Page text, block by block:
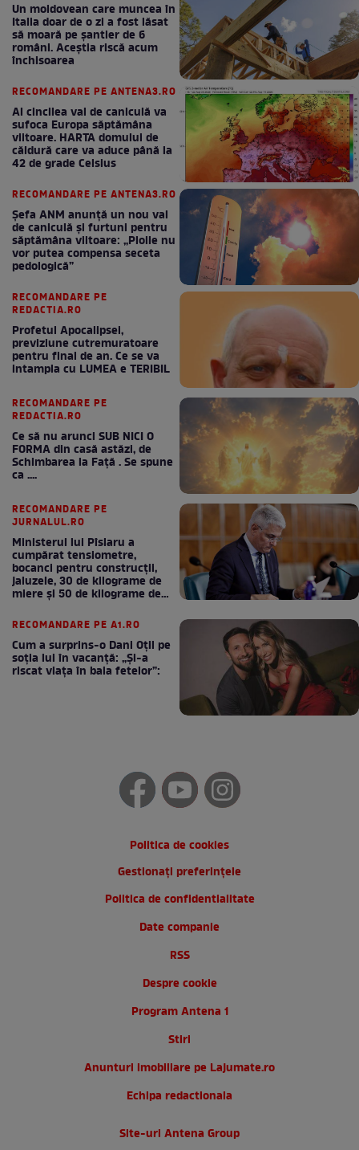
Un moldovean care muncea în
Italia doar de o zi a fost lăsat
să moară pe şantier de 6
români. Aceștia riscă acum
închisoarea
RECOMANDARE PE ANTENA3.RO
Al cincilea val de caniculă va
sufoca Europa săptămâna
viitoare. HARTA domului de
căldură care va aduce până la
42 de grade Celsius
RECOMANDARE PE ANTENA3.RO
Șefa ANM anunță un nou val
de caniculă și furtuni pentru
săptămâna viitoare: „Ploile nu
vor putea compensa seceta
pedologică”
RECOMANDARE PE
REDACTIA.RO
Profetul Apocalipsei,
previziune cutremuratoare
pentru final de an. Ce se va
intampla cu LUMEA e TERIBIL
RECOMANDARE PE
REDACTIA.RO
Ce să nu arunci SUB NICI O
FORMA din casă astăzi, de
Schimbarea la Față . Se spune
ca ....
RECOMANDARE PE
JURNALUL.RO
Ministerul lui Pîslaru a
cumpărat tensiometre,
bocanci pentru construcții,
jaluzele, 30 de kilograme de
miere și 50 de kilograme de
RECOMANDARE PE A1.RO
Cum a surprins-o Dani Oțil pe
soția lui în vacanță: „Și-a
riscat viața în baia fetelor”:
Politica de cookies
Gestionați preferințele
Politica de confidentialitate
Date companie
RSS
Despre cookie
Program Antena 1
Stiri
Anunturi imobiliare pe Lajumate.ro
Echipa redactionala
Site-uri Antena Group